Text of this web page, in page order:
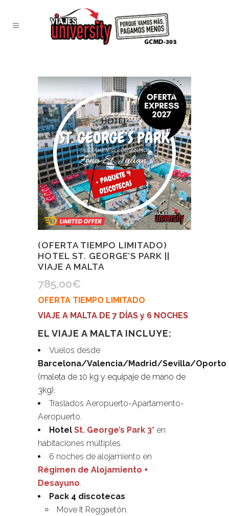
(OFERTA TIEMPO LIMITADO)
HOTEL ST. GEORGE’S PARK ||
VIAJE A MALTA
785,00€
OFERTA TIEMPO LIMITADO
VIAJE A MALTA DE 7 DÍAS y 6 NOCHES
EL VIAJE A MALTA INCLUYE:
Vuelos desde
Barcelona/Valencia/Madrid/Sevilla/Oporto
(maleta de 10 kg y equipaje de mano de
3kg).
Traslados Aeropuerto-Apartamento-
Aeropuerto.
Hotel St. George’s Park 3* en
habitaciones múltiples.
6 noches de alojamiento en
Régimen de Alojamiento +
Desayuno.
Pack 4 discotecas:
Move It Reggaetón.